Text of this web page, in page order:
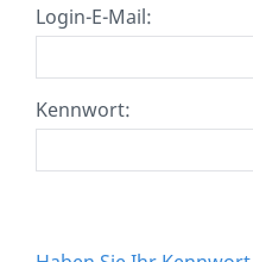
Login-E-Mail:
Kennwort: